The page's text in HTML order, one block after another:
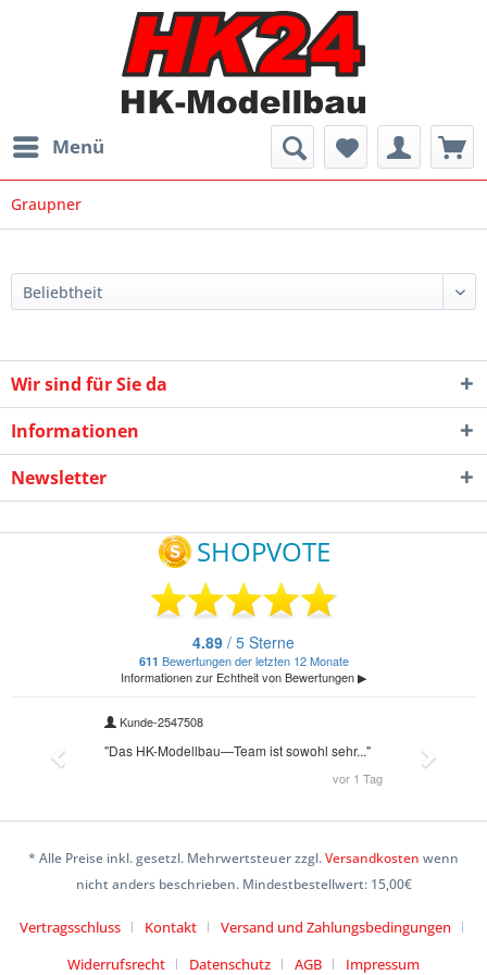
Menü
Graupner
Wir sind für Sie da
Informationen
Newsletter
* Alle Preise inkl. gesetzl. Mehrwertsteuer zzgl.Versandkosten wenn
nicht anders beschrieben. Mindestbestellwert: 15,00€
Vertragsschluss Kontakt
Versand und Zahlungsbedingungen
Widerrufsrecht
Datenschutz AGB Impressum